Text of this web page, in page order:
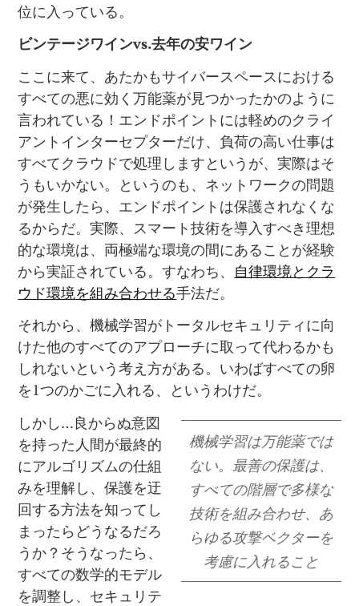
位に入っている。
ビンテージワインvs.去年の安ワイン
ここに来て、あたかもサイバースペースにおける
すべての悪に効く万能薬が見つかったかのように
言われている！エンドポイントには軽めのクライ
アントインターセプターだけ、負荷の高い仕事は
すべてクラウドで処理しますというが、実際はそ
うもいかない。というのも、ネットワークの問題
が発生したら、エンドポイントは保護されなくな
るからだ。実際、スマート技術を導入すべき理想
的な環境は、両極端な環境の間にあることが経験
から実証されている。すなわち、 自律環境とクラ
ウド環境を組み合わせる手法だ。
それから、機械学習がトータルセキュリティに向
けた他のすべてのアプローチに取って代わるかも
しれないという考え方がある。いわばすべての卵
を1つのかごに入れる、というわけだ。
機械学習は万能薬では
ない。最善の保護は、
すべての階層で多様な
技術を組み合わせ、あ
らゆる攻撃ベクターを
考慮に入れること
しかし…良からぬ意図
を持った人間が最終的
にアルゴリズムの仕組
みを理解し、保護を迂
回する方法を知ってし
まったらどうなるだろ
うか？そうなったら、
すべての数学的モデル
を調整し、セキュリテ